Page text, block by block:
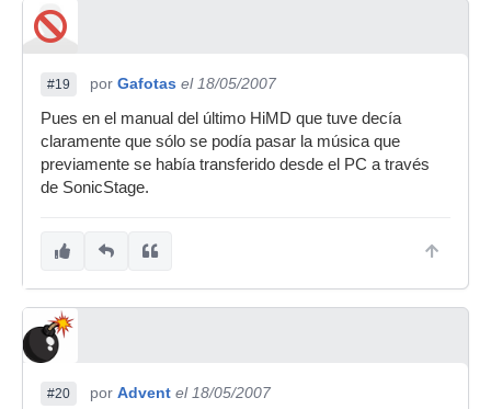
#19 por Gafotas el 18/05/2007
Pues en el manual del último HiMD que tuve decía
claramente que sólo se podía pasar la música que
previamente se había transferido desde el PC a través
de SonicStage.
#20 por Advent el 18/05/2007